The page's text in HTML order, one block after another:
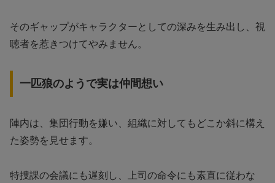
そのギャップがキャラクターとしての深みを生み出し、視
聴者を惹きつけてやみません。
一匹狼のようで実は仲間想い
陣内は、集団行動を嫌い、組織に対してもどこか斜に構え
た姿勢を見せます。
特捜課の会議にも遅刻し、上司の命令にも素直に従わな